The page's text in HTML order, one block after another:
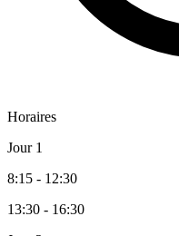
Horaires
Jour 1
8:15 - 12:30
13:30 - 16:30